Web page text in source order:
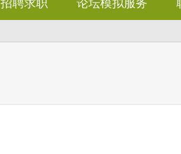
招聘求职 论坛模拟服务